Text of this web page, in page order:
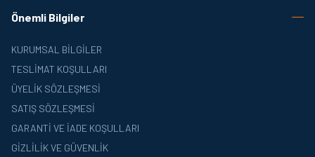
Önemli Bilgiler
KURUMSAL BILGILER
TESLIMAT KOŞULLARI
ÜYELIK SÖZLEŞMESI
SATIŞ SÖZLEŞMESI
GARANTI VE İADE KOŞULLARI
GIZLILIK VE GÜVENLIK